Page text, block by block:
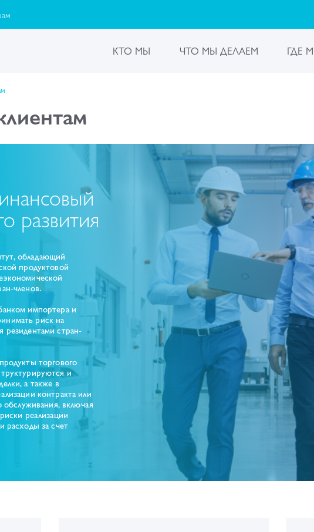
КТО МЫ ЧТО МЫ ДЕЛАЕМ ГДЕ
развития
обладающий
продуктовой
членов.
импортера и
риск на
резидентами стран-
торгового
и
а также в
контракта или
обслуживания, включая
реализации
расходы за счет